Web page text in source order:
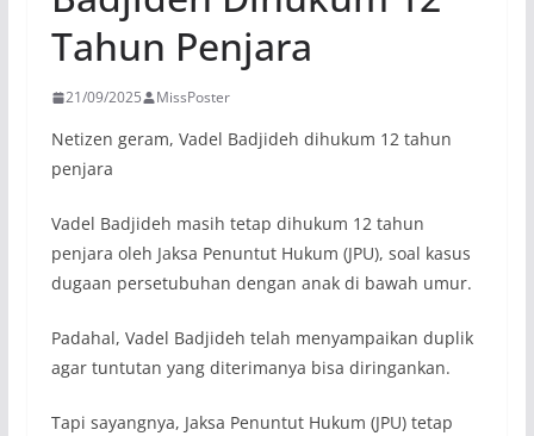
Tahun Penjara
21/09/2025 MissPoster
Netizen geram, Vadel Badjideh dihukum 12 tahun
penjara
Vadel Badjideh masih tetap dihukum 12 tahun
penjara oleh Jaksa Penuntut Hukum (JPU), soal kasus
dugaan persetubuhan dengan anak di bawah umur.
Padahal, Vadel Badjideh telah menyampaikan duplik
agar tuntutan yang diterimanya bisa diringankan.
Tapi sayangnya, Jaksa Penuntut Hukum (JPU) tetap